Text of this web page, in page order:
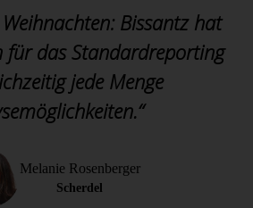
Bissantz hat
für das Standardreporting
jede Menge
Melanie Rosenberger
Scherdel